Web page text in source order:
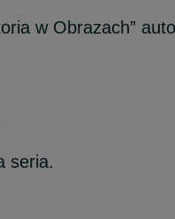
w Obrazach”
seria.